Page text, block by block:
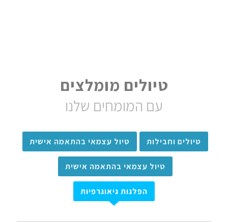
טיולים מומלצים
עם המומחים שלנו
טיולים וחבילות טיול עצמאי בהתאמה אישית
טיול עצמאי בהתאמה אישית
הפלגות גיאוגרפיות